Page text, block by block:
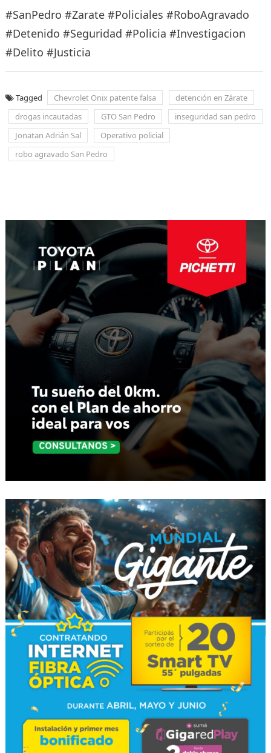
#SanPedro #Zarate #Policiales #RoboAgravado
#Detenido #Seguridad #Policia #Investigacion
#Delito #Justicia
Tagged Chevrolet Onix patente falsa
detención en Zárate
drogas incautadas
GTO San Pedro
inseguridad san pedro
Jonatan Adrián Sal
Operativo policial
robo agravado San Pedro
entradas